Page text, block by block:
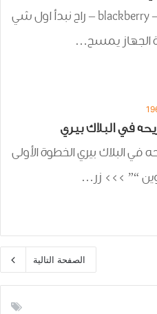
شرح تنظيف ذاكره البلاك بيري – blackberry – راح نبدأ اول شي
الجهاز يمسح…
في البلاك بيري
في البلاك بيري الخطوة الأولى
“” >>> زر…
الصفحة التالية